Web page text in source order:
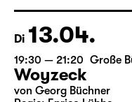
gültig
Di 13.04.